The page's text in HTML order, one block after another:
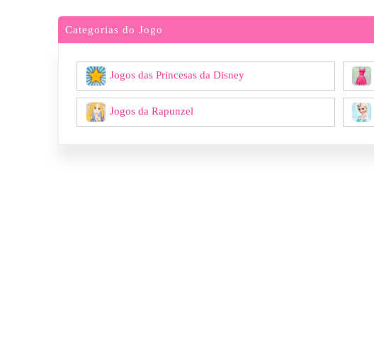
Categorias do Jogo
Jogos das Princesas da Disney
Jogos da Rapunzel